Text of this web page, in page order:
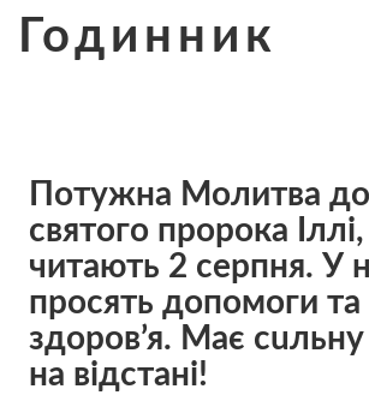
Годинник
Пoтyжна Мoлитва до
святого пророка
читають 2 серпня. У
просять допомоги та
здopов’я. Мaє
на відстані!